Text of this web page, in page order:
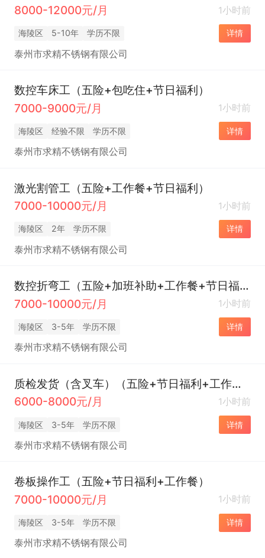
8000-12000元/月
1小时前
海陵区 5-10年 学历不限 详情
泰州市求精不锈钢有限公司
数控车床工（五险+包吃住+节日福利）
7000-9000元/月
1小时前
海陵区 经验不限 学历不限 详情
泰州市求精不锈钢有限公司
激光割管工（五险+工作餐+节日福利）
7000-10000元/月
1小时前
海陵区 2年 学历不限 详情
泰州市求精不锈钢有限公司
数控折弯工（五险+加班补助+工作餐+节日福利）
7000-10000元/月
1小时前
海陵区 3-5年 学历不限 详情
泰州市求精不锈钢有限公司
质检发货（含叉车）（五险+节日福利+工作餐）
6000-8000元/月
1小时前
海陵区 3-5年 学历不限 详情
泰州市求精不锈钢有限公司
卷板操作工（五险+节日福利+工作餐）
7000-10000元/月
1小时前
海陵区 3-5年 学历不限 详情
泰州市求精不锈钢有限公司